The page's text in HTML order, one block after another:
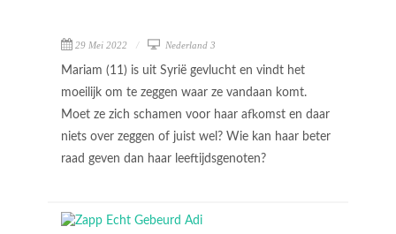
29 Mei 2022 Nederland 3
Mariam (11) is uit Syrië gevlucht en vindt het
moeilijk om te zeggen waar ze vandaan komt.
Moet ze zich schamen voor haar afkomst en daar
niets over zeggen of juist wel? Wie kan haar beter
raad geven dan haar leeftijdsgenoten?